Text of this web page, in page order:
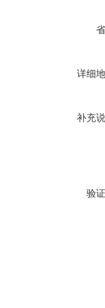
详细
补充
验